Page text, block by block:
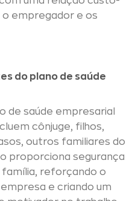
empregador e os
do plano de saúde
de saúde empresarial
cônjuge, filhos,
outros familiares do
proporciona segurança
reforçando o
e criando um